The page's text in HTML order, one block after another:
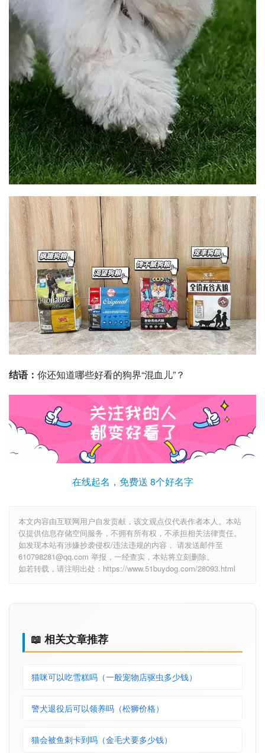
结语： 你还知道哪些好看的狗界“混血儿”？
在线起名，免费送 8个好名字
本文内容由互联网用户自发贡献，该文观点仅代表作者本人。本站
仅提供信息存储空间服务，不拥有所有权，不承担相关法律责任。
如发现本站有涉嫌抄袭侵权/违法违规的内容， 请发送邮件至
610798281@qq.com 举报，一经查实，本站将立刻删除。
如若转载，请注明出处：https://www.51buydog.com/28093.html
📖 相关文章推荐
猫咪可以吃雪糕吗（一般宠物店驱虫多少钱）
警犬退役后可以领养吗（松狮价格）
猫会被鱼刺卡到吗（金毛犬要多少钱）